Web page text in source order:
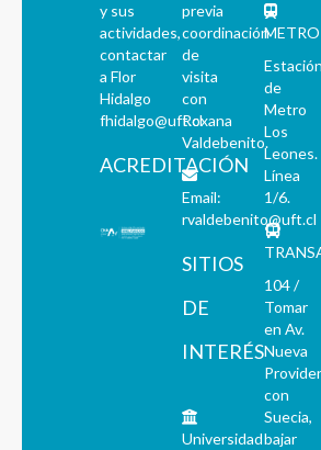
y sus
actividades,
contactar
a Flor
Hidalgo
fhidalgo@uft.cl
ACREDITACIÓN
previa
coordinación
de
visita
con
Roxana
Valdebenito.
Email:
rvaldebenito@uft.cl
SITIOS
DE
INTERÉS
Universidad
METRO
Estación
de
Metro
Los
Leones.
Línea
1/6.
104 /
Tomar
en Av.
Nueva
con
Suecia,
bajar